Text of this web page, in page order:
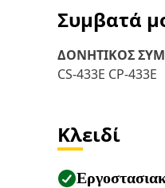
Συμβατά
ΔΟΝΗΤΙΚΟΣ
CS-433E CP-433E
Κλειδί